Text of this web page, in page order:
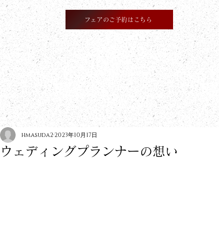
フェアのご予約はこちら
​information
ウェディングプランナーの想い
hmasuda22023年10月17日